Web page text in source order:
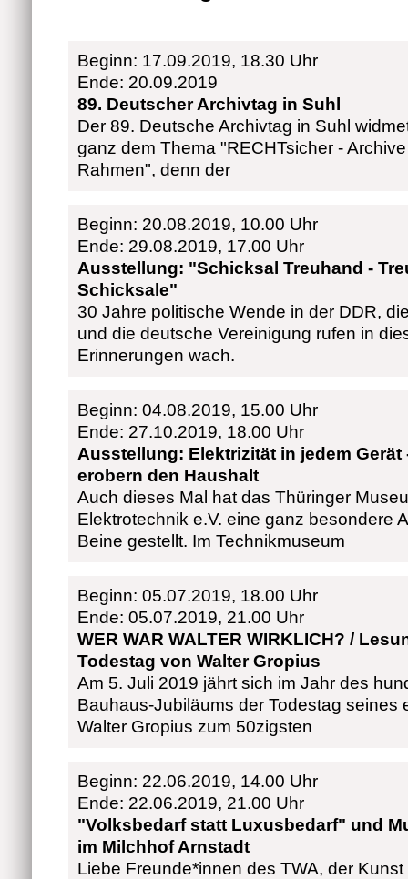
Beginn: 17.09.2019, 18.30 Uhr
Ende: 20.09.2019
89. Deutscher Archivtag in Suhl
Der 89. Deutsche Archivtag in Suhl
ganz dem Thema "RECHTsicher -
Rahmen", denn der
Beginn: 20.08.2019, 10.00 Uhr
Ende: 29.08.2019, 17.00 Uhr
Ausstellung: "Schicksal Treuhand -
Schicksale"
30 Jahre politische Wende in der DDR,
und die deutsche Vereinigung rufen in
Erinnerungen wach.
Beginn: 04.08.2019, 15.00 Uhr
Ende: 27.10.2019, 18.00 Uhr
Ausstellung: Elektrizität in jedem Gerät
erobern den Haushalt
Auch dieses Mal hat das Thüringer
Elektrotechnik e.V. eine ganz besondere
Beine gestellt. Im Technikmuseum
Beginn: 05.07.2019, 18.00 Uhr
Ende: 05.07.2019, 21.00 Uhr
WER WAR WALTER WIRKLICH? /
Todestag von Walter Gropius
Am 5. Juli 2019 jährt sich im Jahr des
Bauhaus-Jubiläums der Todestag seines
Walter Gropius zum 50zigsten
Beginn: 22.06.2019, 14.00 Uhr
Ende: 22.06.2019, 21.00 Uhr
"Volksbedarf statt Luxusbedarf" und
im Milchhof Arnstadt
Liebe Freunde*innen des TWA, der